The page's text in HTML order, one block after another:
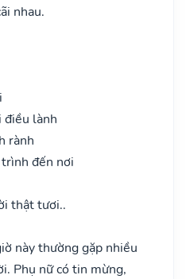
nhau.
điều lành
rành
đến nơi
thật tươi..
này thường gặp nhiều
Phụ nữ có tin mừng,